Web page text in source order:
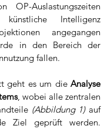
OP-Auslastungszeiten
Intelligenz
angegangen
in den Bereich der
fallen.
geht es um die Analyse
, wobei alle zentralen
(Abbildung 1) auf
Ziel geprüft werden.